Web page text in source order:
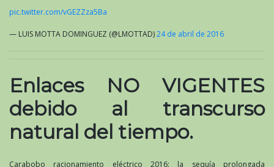
pic.twitter.com/vGEZZza5Ba
— LUIS MOTTA DOMINGUEZ (@LMOTTAD)24 de abril de 2016
Enlaces NO VIGENTES
debido al transcurso
natural del tiempo.
Carabobo racionamiento eléctrico 2016: la sequía prolongada